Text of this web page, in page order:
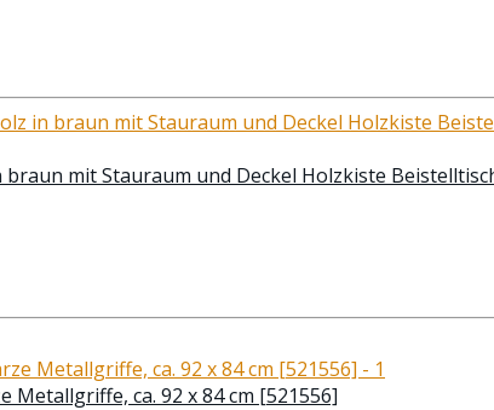
mit Stauraum und Deckel Holzkiste
Metallgriffe, ca. 92 x 84 cm [521556]